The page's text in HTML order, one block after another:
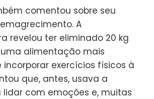
comentou sobre seu
A
revelou ter eliminado 20 kg
alimentação mais
incorporar exercícios físicos à
que, antes, usava a
com emoções e, muitas